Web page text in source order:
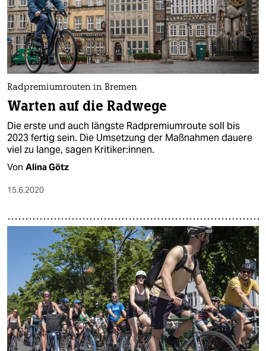
Radpremiumrouten in Bremen
Warten auf die Radwege
Die erste und auch längste Radpremiumroute soll bis
2023 fertig sein. Die Umsetzung der Maßnahmen dauere
viel zu lange, sagen Kritiker:innen.
Von Alina Götz
15.6.2020